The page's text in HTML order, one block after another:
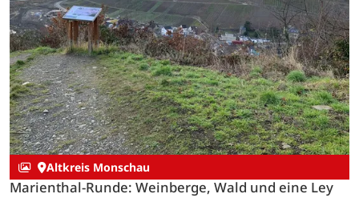
Altkreis Monschau
Marienthal-Runde: Weinberge, Wald und eine Ley